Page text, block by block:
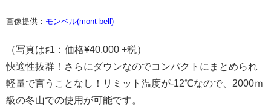
画像提供： モンベル(mont-bell)
（写真は♯1：価格¥40,000 +税）
快適性抜群！さらにダウンなのでコンパクトにまとめられ
軽量で言うことなし！リミット温度が-12℃なので、2000ｍ
級の冬山での使用が可能です。